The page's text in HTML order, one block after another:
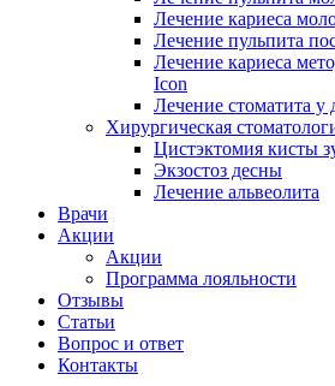
Лечение кариеса
Лечение пульпита
Лечение кариеса
Icon
Лечение стоматита у
Хирургическая
Цистэктомия кисты
Экзостоз десны
Лечение альвеолита
Врачи
Акции
Акции
Программа лояльности
Отзывы
Статьи
Вопрос и ответ
Контакты